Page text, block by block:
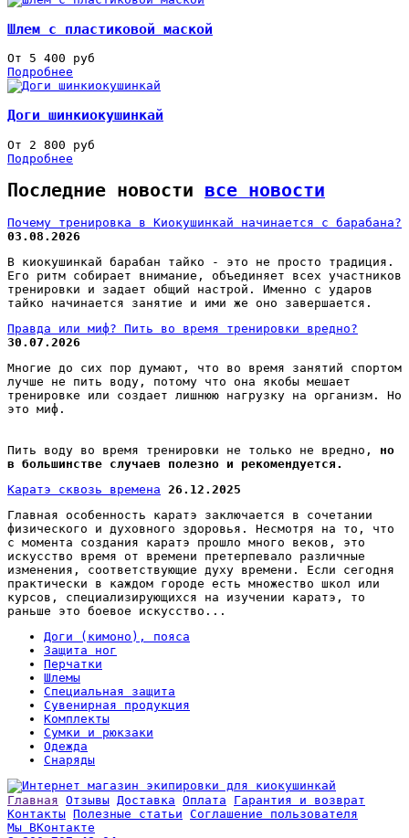
Шлем с пластиковой маской
От 5 400 руб
Подробнее
Доги шинкиокушинкай
От 2 800 руб
Подробнее
Последние новости все новости
Почему тренировка в Киокушинкай начинается с барабана?
03.08.2026
В киокушинкай барабан тайко - это не просто традиция.
Его ритм собирает внимание, объединяет всех участников
тренировки и задает общий настрой. Именно с ударов
тайко начинается занятие и ими же оно завершается.
Правда или миф? Пить во время тренировки вредно?
30.07.2026
Многие до сих пор думают, что во время занятий спортом
лучше не пить воду, потому что она якобы мешает
тренировке или создает лишнюю нагрузку на организм. Но
это миф.
Пить воду во время тренировки не только не вредно, но
в большинстве случаев полезно и рекомендуется.
Каратэ сквозь времена
26.12.2025
Главная особенность каратэ заключается в сочетании
физического и духовного здоровья. Несмотря на то, что
с момента создания каратэ прошло много веков, это
искусство время от времени претерпевало различные
изменения, соответствующие духу времени. Если сегодня
практически в каждом городе есть множество школ или
курсов, специализирующихся на изучении каратэ, то
раньше это боевое искусство...
Доги (кимоно), пояса
Защита ног
Перчатки
Шлемы
Специальная защита
Сувенирная продукция
Комплекты
Сумки и рюкзаки
Одежда
Снаряды
Главная Отзывы Доставка Оплата
Гарантия и возврат
Контакты Полезные статьи Соглашение пользователя
Мы ВКонтакте